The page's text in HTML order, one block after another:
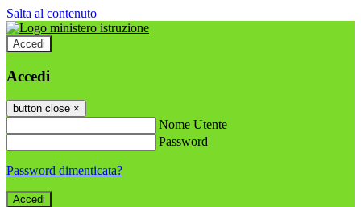
Salta al contenuto
Accedi
Accedi
button close ×
Nome Utente
Password
Password dimenticata?